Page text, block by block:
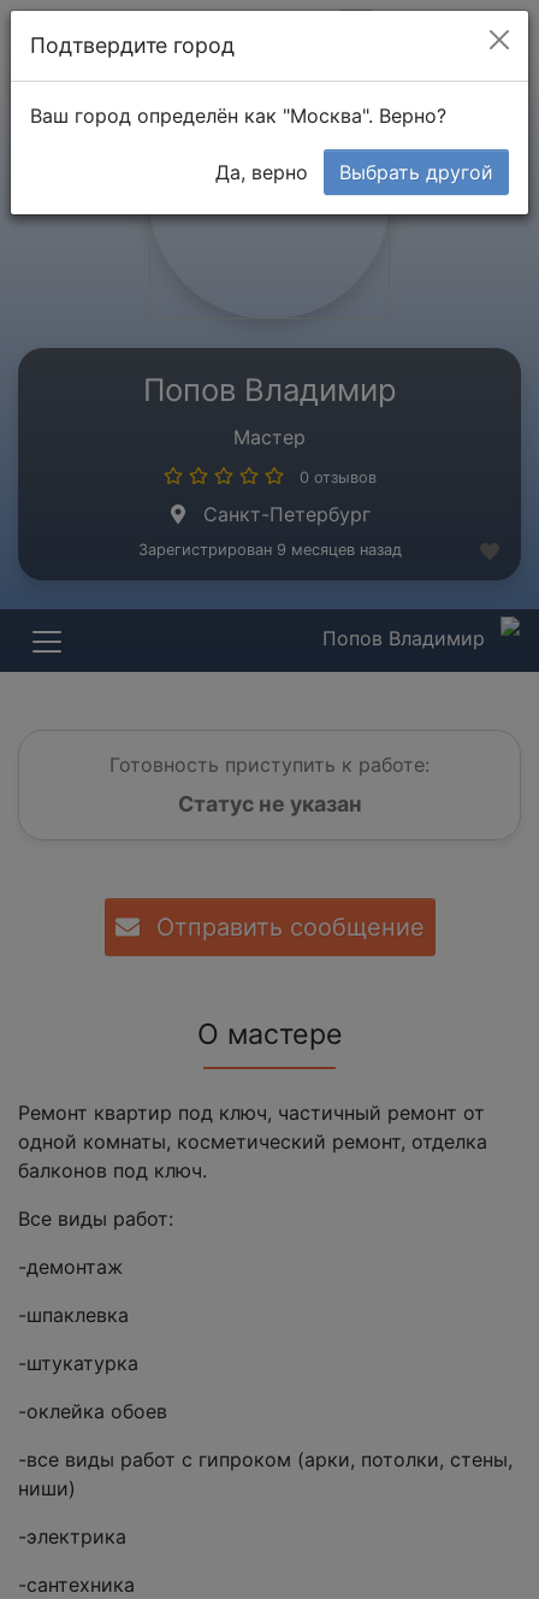
Попов Владимир
Мастер
0 отзывов
Санкт-Петербург
Зарегистрирован 9 месяцев назад
Попов Владимир
Готовность приступить к работе:
Статус не указан
Отправить сообщение
О мастере
Ремонт квартир под ключ, частичный ремонт от
одной комнаты, косметический ремонт, отделка
балконов под ключ.
Все виды работ:
-демонтаж
-шпаклевка
-штукатурка
-оклейка обоев
-все виды работ с гипроком (арки, потолки, стены,
ниши)
-электрика
-сантехника
Подтвердите город
Ваш город определён как "Москва". Верно?
Да, верно Выбрать другой